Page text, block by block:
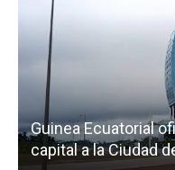
Guinea Ecuatorial
capital a la Ciudad